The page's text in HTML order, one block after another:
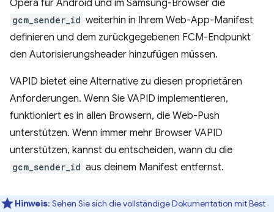
Opera für Android und im Samsung-Browser die
gcm_sender_id weiterhin in Ihrem Web-App-Manifest
definieren und dem zurückgegebenen FCM-Endpunkt
den Autorisierungsheader hinzufügen müssen.
VAPID bietet eine Alternative zu diesen proprietären
Anforderungen. Wenn Sie VAPID implementieren,
funktioniert es in allen Browsern, die Web-Push
unterstützen. Wenn immer mehr Browser VAPID
unterstützen, kannst du entscheiden, wann du die
gcm_sender_id aus deinem Manifest entfernst.
Hinweis: Sehen Sie sich die vollständige Dokumentation mit Best